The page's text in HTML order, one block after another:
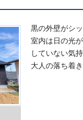
黒の外壁がシ
室内は日の光
していない気
大人の落ち着